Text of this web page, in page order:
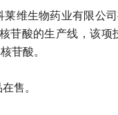
莱维生物药业有限公
苷酸的生产线，该
苷酸。
售。